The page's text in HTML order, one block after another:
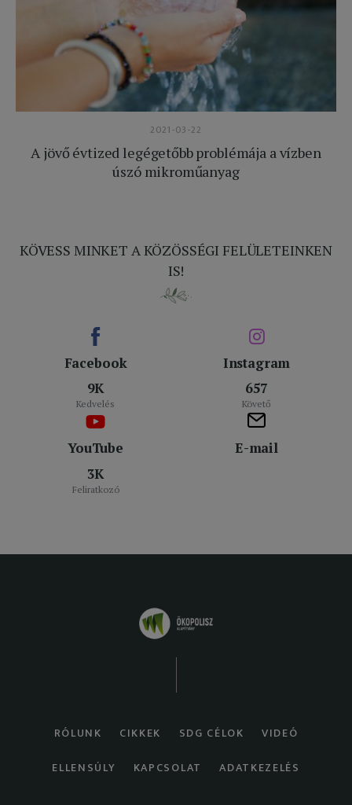
2021-03-22
A jövő évtized legégetőbb problémája a vízben
úszó mikroműanyag
KÖVESS MINKET A KÖZÖSSÉGI FELÜLETEINKEN
IS!
Facebook
9K
Kedvelés
Instagram
657
Követő
YouTube
3K
Feliratkozó
E-mail
RÓLUNK CIKKEK SDG CÉLOK
VIDEÓ
ELLENSÚLY
KAPCSOLAT ADATKEZELÉS